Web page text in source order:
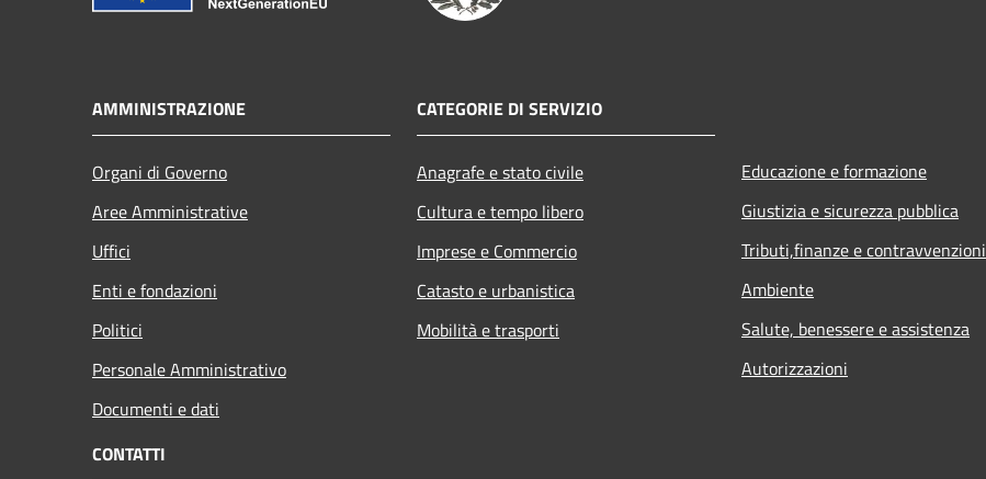
AMMINISTRAZIONE
Organi di Governo
Aree Amministrative
Uffici
Enti e fondazioni
Politici
Personale Amministrativo
Documenti e dati
CATEGORIE DI SERVIZIO
Anagrafe e stato civile
Cultura e tempo libero
Imprese e Commercio
Catasto e urbanistica
Mobilità e trasporti
Educazione e formazione
Giustizia e sicurezza pubblica
Tributi,finanze e contravvenzioni
Ambiente
Salute, benessere e assistenza
Autorizzazioni
CONTATTI